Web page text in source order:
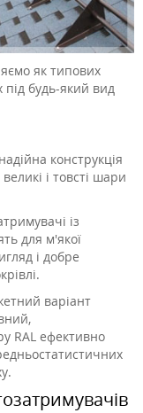
як типових
під будь-який вид
конструкція
і товсті шари
із
для м'якої
і добре
варіант
RAL ефективно